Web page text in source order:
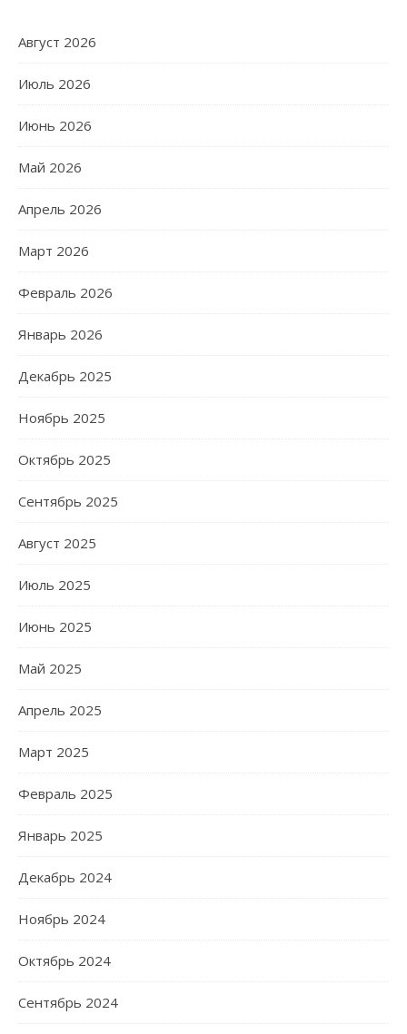
Август 2026
Июль 2026
Июнь 2026
Май 2026
Апрель 2026
Март 2026
Февраль 2026
Январь 2026
Декабрь 2025
Ноябрь 2025
Октябрь 2025
Сентябрь 2025
Август 2025
Июль 2025
Июнь 2025
Май 2025
Апрель 2025
Март 2025
Февраль 2025
Январь 2025
Декабрь 2024
Ноябрь 2024
Октябрь 2024
Сентябрь 2024